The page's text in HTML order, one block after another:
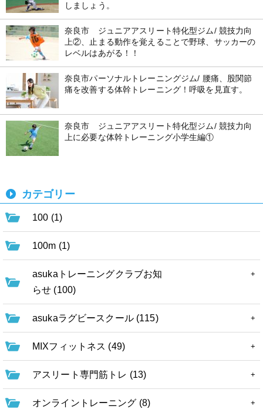
しましょう。
奈良市 ジュニアアスリート特化型ジム/ 競技力向
上②、止まる動作を覚えることで野球、サッカーの
レベルはあがる！！
奈良市パーソナルトレーニングジム/ 腰痛、股関節
痛を改善する体幹トレーニング！呼吸を見直す。
奈良市 ジュニアアスリート特化型ジム/ 競技力向
上に必要な体幹トレーニング小学生編①
カテゴリー
100 (1)
100m (1)
asukaトレーニングクラブお知
らせ (100)
asukaラグビースクール (115)
MIXフィットネス (49)
アスリート専門筋トレ (13)
オンライントレーニング (8)